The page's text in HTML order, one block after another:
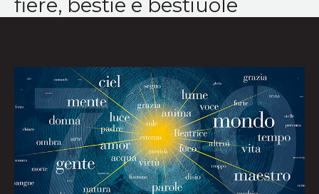
fiere, bestie e bestiuole